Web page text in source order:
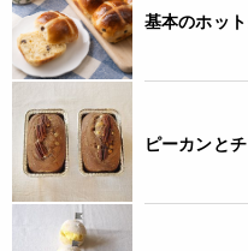
基本のホッ
ピーカンと